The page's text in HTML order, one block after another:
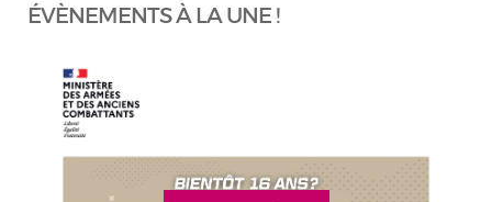
ÉVÈNEMENTS À LA UNE !